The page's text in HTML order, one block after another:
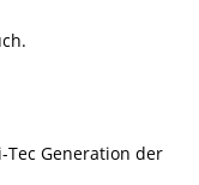
Tec Generation der